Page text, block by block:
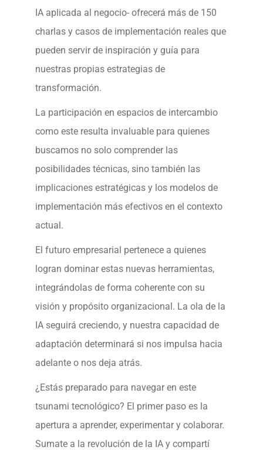
IA aplicada al negocio- ofrecerá más de 150
charlas y casos de implementación reales que
pueden servir de inspiración y guía para
nuestras propias estrategias de
transformación.
La participación en espacios de intercambio
como este resulta invaluable para quienes
buscamos no solo comprender las
posibilidades técnicas, sino también las
implicaciones estratégicas y los modelos de
implementación más efectivos en el contexto
actual.
El futuro empresarial pertenece a quienes
logran dominar estas nuevas herramientas,
integrándolas de forma coherente con su
visión y propósito organizacional. La ola de la
IA seguirá creciendo, y nuestra capacidad de
adaptación determinará si nos impulsa hacia
adelante o nos deja atrás.
¿Estás preparado para navegar en este
tsunami tecnológico? El primer paso es la
apertura a aprender, experimentar y colaborar.
Sumate a la revolución de la IA y compartí